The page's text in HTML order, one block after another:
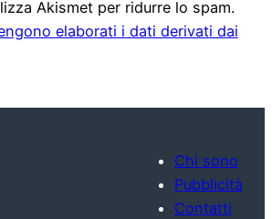
Akismet per ridurre lo spam.
elaborati i dati derivati dai
Chi sono
Pubblicità
Contatti